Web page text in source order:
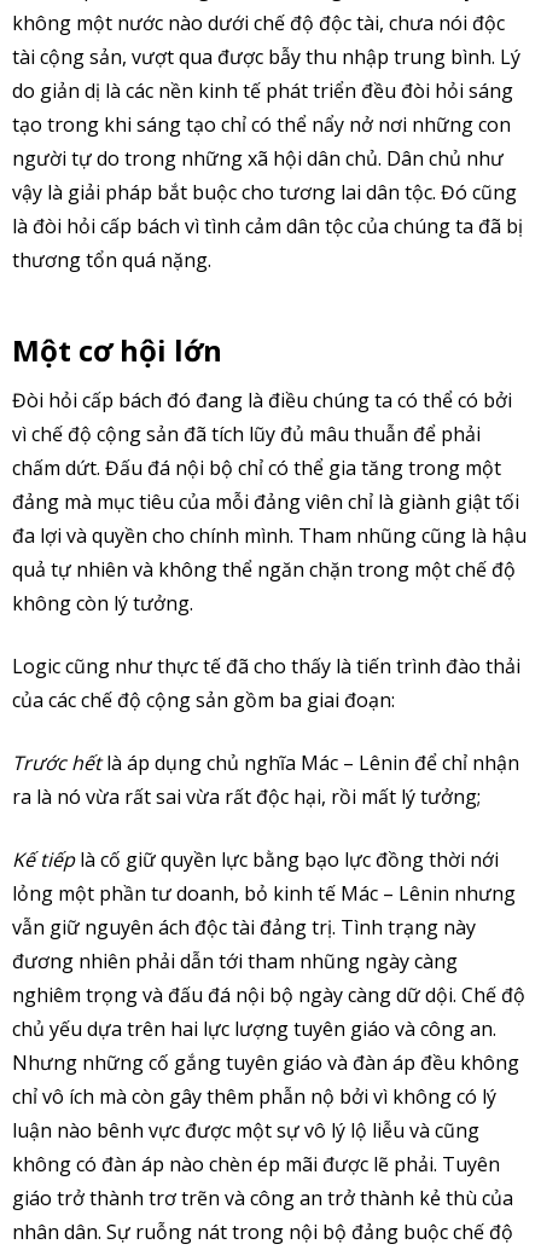
không một nước nào dưới chế độ độc tài, chưa nói độc
tài cộng sản, vượt qua được bẫy thu nhập trung bình. Lý
do giản dị là các nền kinh tế phát triển đều đòi hỏi sáng
tạo trong khi sáng tạo chỉ có thể nẩy nở nơi những con
người tự do trong những xã hội dân chủ. Dân chủ như
vậy là giải pháp bắt buộc cho tương lai dân tộc. Đó cũng
là đòi hỏi cấp bách vì tình cảm dân tộc của chúng ta đã bị
thương tổn quá nặng.
Một cơ hội lớn
Đòi hỏi cấp bách đó đang là điều chúng ta có thể có bởi
vì chế độ cộng sản đã tích lũy đủ mâu thuẫn để phải
chấm dứt. Đấu đá nội bộ chỉ có thể gia tăng trong một
đảng mà mục tiêu của mỗi đảng viên chỉ là giành giật tối
đa lợi và quyền cho chính mình. Tham nhũng cũng là hậu
quả tự nhiên và không thể ngăn chặn trong một chế độ
không còn lý tưởng.
Logic cũng như thực tế đã cho thấy là tiến trình đào thải
của các chế độ cộng sản gồm ba giai đoạn:
Trước hếtlà áp dụng chủ nghĩa Mác – Lênin để chỉ nhận
ra là nó vừa rất sai vừa rất độc hại, rồi mất lý tưởng;
Kế tiếplà cố giữ quyền lực bằng bạo lực đồng thời nới
lỏng một phần tư doanh, bỏ kinh tế Mác – Lênin nhưng
vẫn giữ nguyên ách độc tài đảng trị. Tình trạng này
đương nhiên phải dẫn tới tham nhũng ngày càng
nghiêm trọng và đấu đá nội bộ ngày càng dữ dội. Chế độ
chủ yếu dựa trên hai lực lượng tuyên giáo và công an.
Nhưng những cố gắng tuyên giáo và đàn áp đều không
chỉ vô ích mà còn gây thêm phẫn nộ bởi vì không có lý
luận nào bênh vực được một sự vô lý lộ liễu và cũng
không có đàn áp nào chèn ép mãi được lẽ phải. Tuyên
giáo trở thành trơ trẽn và công an trở thành kẻ thù của
nhân dân. Sự ruỗng nát trong nội bộ đảng buộc chế độ